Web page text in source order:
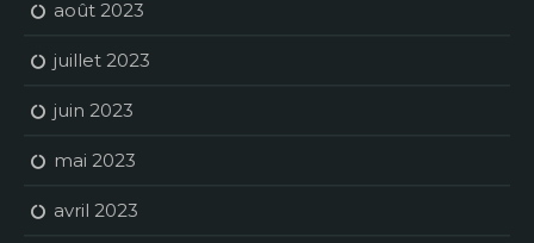
août 2023
juillet 2023
juin 2023
mai 2023
avril 2023